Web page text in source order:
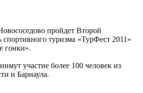
пройдет Второй
туризма «ТурФест 2011»
гонки».
участие более 100 человек из
и Барнаула.